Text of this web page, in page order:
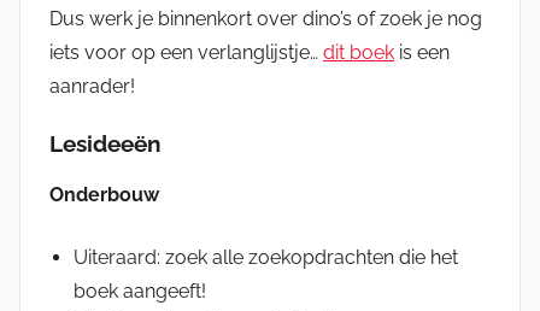
Dus werk je binnenkort over dino’s of zoek je nog
iets voor op een verlanglijstje… dit boek is een
aanrader!
Lesideeën
Onderbouw
Uiteraard: zoek alle zoekopdrachten die het
boek aangeeft!